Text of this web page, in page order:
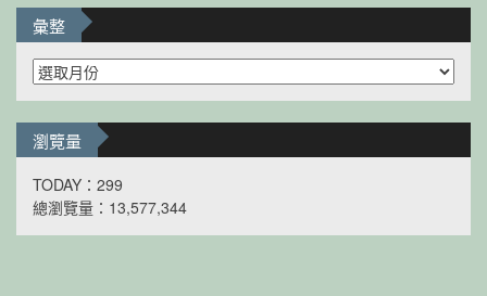
彙整
彙
整
瀏覽量
TODAY：299
總瀏覽量：13,577,344